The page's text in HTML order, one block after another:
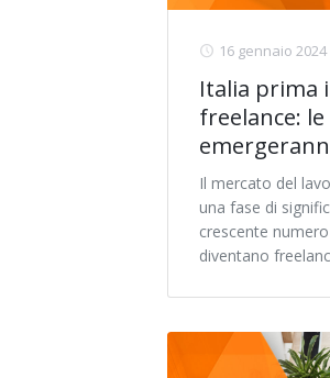
16 gennaio 2024
Italia prima
freelance:
Il mercato del
una fase di
crescente
diventano